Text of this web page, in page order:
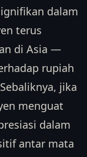
dalam
terus
di Asia —
rupiah
jika
menguat
dalam
antar mata